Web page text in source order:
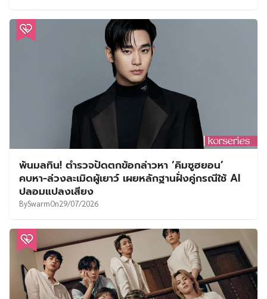
พ้นมลทิน! ตำรวจปัดตกข้อกล่าวหา ‘คิมซูฮยอน’
คบหา-ล่วงละเมิดผู้เยาว์ เผยหลักฐานฝั่งคู่กรณีใช้ AI
ปลอมแปลงเสียง
BySwarmOn29/07/2026